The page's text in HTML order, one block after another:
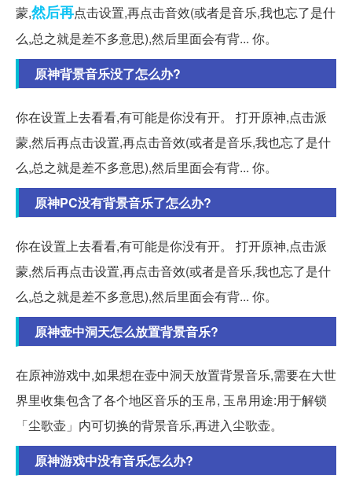
蒙,然后再点击设置,再点击音效(或者是音乐,我也忘了是什
么,总之就是差不多意思),然后里面会有背... 你。
原神背景音乐没了怎么办?
你在设置上去看看,有可能是你没有开。 打开原神,点击派
蒙,然后再点击设置,再点击音效(或者是音乐,我也忘了是什
么,总之就是差不多意思),然后里面会有背... 你。
原神PC没有背景音乐了怎么办?
你在设置上去看看,有可能是你没有开。 打开原神,点击派
蒙,然后再点击设置,再点击音效(或者是音乐,我也忘了是什
么,总之就是差不多意思),然后里面会有背... 你。
原神壶中洞天怎么放置背景音乐?
在原神游戏中,如果想在壶中洞天放置背景音乐,需要在大世
界里收集包含了各个地区音乐的玉帛, 玉帛用途:用于解锁
「尘歌壶」内可切换的背景音乐,再进入尘歌壶。
原神游戏中没有音乐怎么办?